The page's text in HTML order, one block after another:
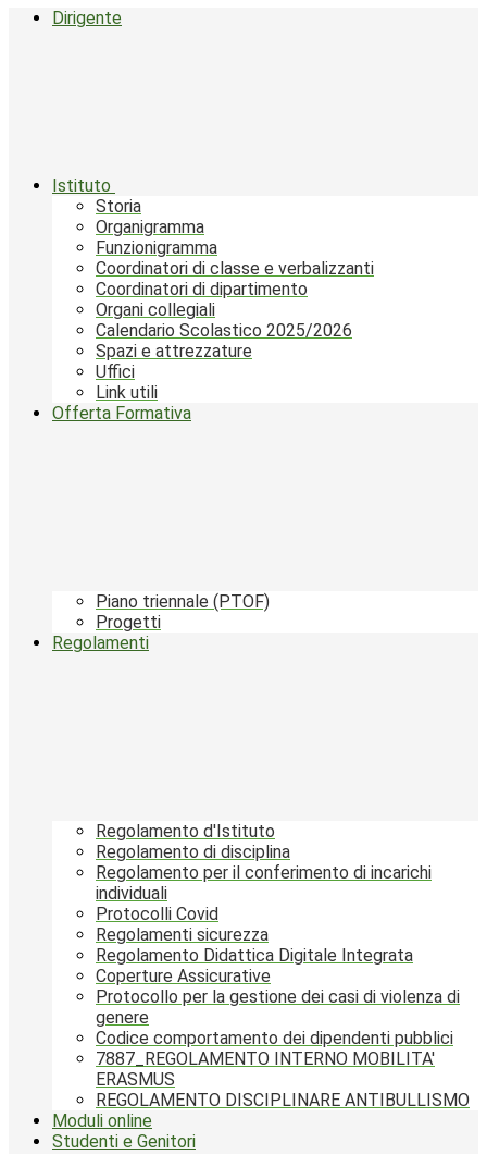
Dirigente
Istituto
Storia
Organigramma
Funzionigramma
Coordinatori di classe e verbalizzanti
Coordinatori di dipartimento
Organi collegiali
Calendario Scolastico 2025/2026
Spazi e attrezzature
Uffici
Link utili
Offerta Formativa
Piano triennale (PTOF)
Progetti
Regolamenti
Regolamento d'Istituto
Regolamento di disciplina
Regolamento per il conferimento di incarichi
individuali
Protocolli Covid
Regolamenti sicurezza
Regolamento Didattica Digitale Integrata
Coperture Assicurative
Protocollo per la gestione dei casi di violenza di
genere
Codice comportamento dei dipendenti pubblici
7887_REGOLAMENTO INTERNO MOBILITA'
ERASMUS
REGOLAMENTO DISCIPLINARE ANTIBULLISMO
Moduli online
Studenti e Genitori